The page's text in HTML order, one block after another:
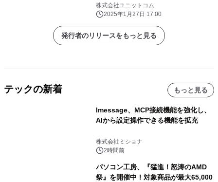
ススメ即納パソコン」を豊富に取り揃
え！ 更に「PCパーツ・周辺機器等の
セール商品」を記念プライスにてご奉
仕！
株式会社ユニットコム
2025年1月27日 17:00
発行者のリリースをもっと見る
テックの新着 もっと見る
lmessage、MCP接続機能を強化し、
AIから設定操作できる機能を拡充
株式会社ミショナ
2時間前
パソコン工房、『猛進！怒涛のAMD
祭』を開催中！対象商品が最大65,000